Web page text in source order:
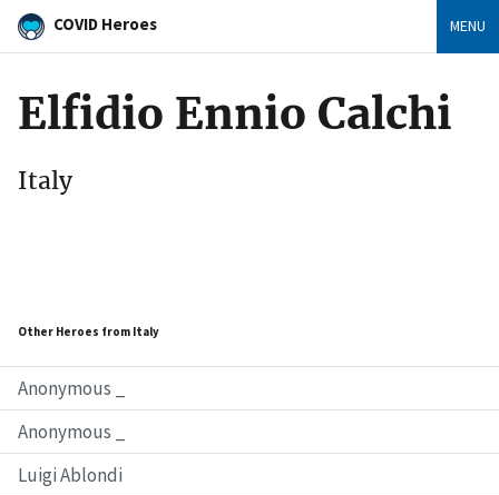
COVID Heroes MENU
Other Heroes from Italy
Anonymous _
Anonymous _
Luigi Ablondi
Elfidio Ennio Calchi
Italy